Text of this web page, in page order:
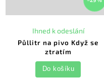
Půllitr na pivo Když se
ztratím
Ihned k odeslání
Do košíku